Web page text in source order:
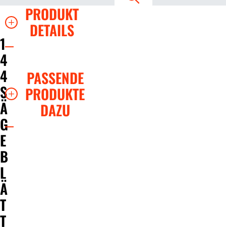
1
4
4
S
Ä
G
E
B
L
Ä
T
T
PRODUKT
DETAILS
PASSENDE
PRODUKTE
DAZU